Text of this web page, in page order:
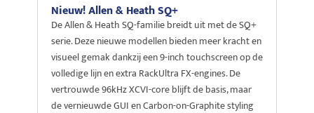
Nieuw! Allen & Heath SQ+
De Allen & Heath SQ-familie breidt uit met de SQ+
serie. Deze nieuwe modellen bieden meer kracht en
visueel gemak dankzij een 9-inch touchscreen op de
volledige lijn en extra RackUltra FX-engines. De
vertrouwde 96kHz XCVI-core blijft de basis, maar
de vernieuwde GUI en Carbon-on-Graphite styling